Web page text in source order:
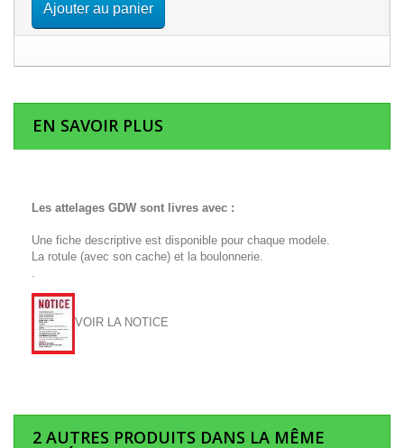
Ajouter au panier
EN SAVOIR PLUS
Les attelages GDW sont livres avec :
Une fiche descriptive est disponible pour chaque modele.
La rotule (avec son cache) et la boulonnerie.
.
VOIR LA NOTICE
2 AUTRES PRODUITS DANS LA MÊME